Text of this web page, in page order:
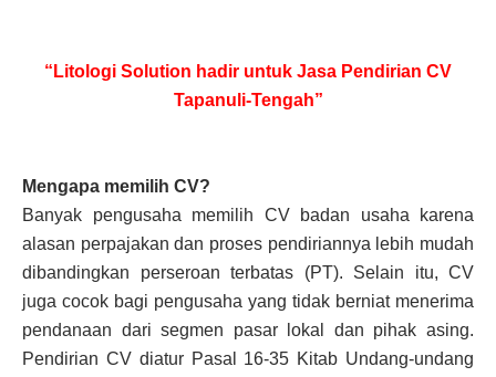
“Litologi Solution hadir untuk Jasa Pendirian CV
Tapanuli-Tengah”
Mengapa memilih CV?
Banyak pengusaha memilih CV badan usaha karena
alasan perpajakan dan proses pendiriannya lebih mudah
dibandingkan perseroan terbatas (PT). Selain itu, CV
juga cocok bagi pengusaha yang tidak berniat menerima
pendanaan dari segmen pasar lokal dan pihak asing.
Pendirian CV diatur Pasal 16-35 Kitab Undang-undang